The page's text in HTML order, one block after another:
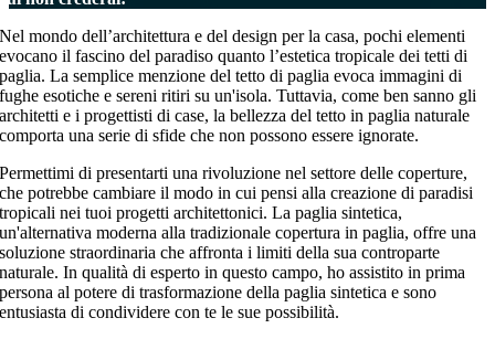
Nel mondo dell’architettura e del design per la casa, pochi elementi
evocano il fascino del paradiso quanto l’estetica tropicale dei tetti di
paglia. La semplice menzione del tetto di paglia evoca immagini di
fughe esotiche e sereni ritiri su un'isola. Tuttavia, come ben sanno gli
architetti e i progettisti di case, la bellezza del tetto in paglia naturale
comporta una serie di sfide che non possono essere ignorate.
Permettimi di presentarti una rivoluzione nel settore delle coperture,
che potrebbe cambiare il modo in cui pensi alla creazione di paradisi
tropicali nei tuoi progetti architettonici. La paglia sintetica,
un'alternativa moderna alla tradizionale copertura in paglia, offre una
soluzione straordinaria che affronta i limiti della sua controparte
naturale. In qualità di esperto in questo campo, ho assistito in prima
persona al potere di trasformazione della paglia sintetica e sono
entusiasta di condividere con te le sue possibilità.